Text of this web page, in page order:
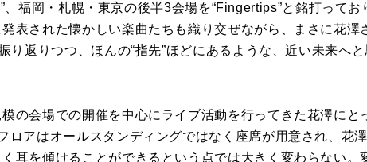
、福岡・札幌・東京の後半3会場を“Fingertips”と銘打って
表された懐かしい楽曲たちも織り交ぜながら、まさに花澤
り返りつつ、ほんの“指先”ほどにあるような、近い未来へ
の会場での開催を中心にライブ活動を行ってきた花澤にと
ロアはオールスタンディングではなく座席が用意され、花
耳を傾けることができるという点では大きく変わらない。